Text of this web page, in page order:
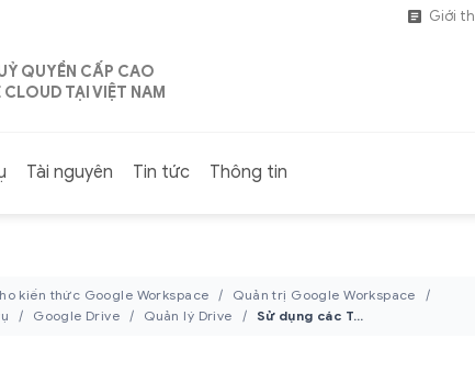
Giới
QUYỀN CẤP CAO
TẠI VIỆT NAM
Tài nguyên Tin tức Thông tin
kiến thức Google Workspace
Quản trị Google Workspace
Google Drive Quản lý Drive Sử dụng các Trang tính liên kết trong tổ chức của bạn